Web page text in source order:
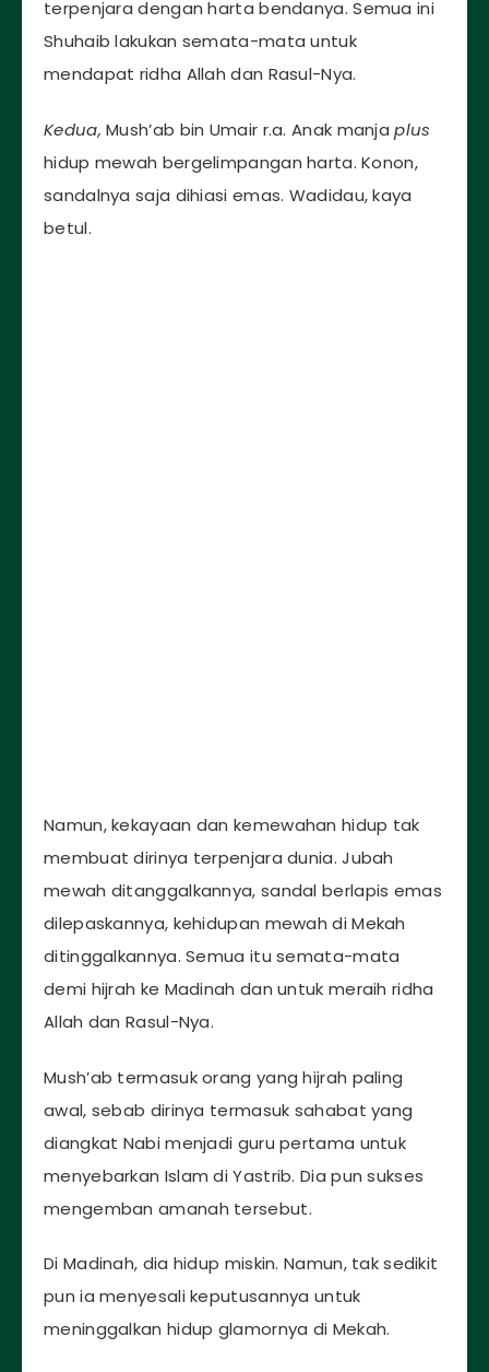
terpenjara dengan harta bendanya. Semua ini
Shuhaib lakukan semata-mata untuk
mendapat ridha Allah dan Rasul-Nya.
Kedua, Mush’ab bin Umair r.a. Anak manjaplus
hidup mewah bergelimpangan harta. Konon,
sandalnya saja dihiasi emas. Wadidau, kaya
betul.
Namun, kekayaan dan kemewahan hidup tak
membuat dirinya terpenjara dunia. Jubah
mewah ditanggalkannya, sandal berlapis emas
dilepaskannya, kehidupan mewah di Mekah
ditinggalkannya. Semua itu semata-mata
demi hijrah ke Madinah dan untuk meraih ridha
Allah dan Rasul-Nya.
Mush’ab termasuk orang yang hijrah paling
awal, sebab dirinya termasuk sahabat yang
diangkat Nabi menjadi guru pertama untuk
menyebarkan Islam di Yastrib. Dia pun sukses
mengemban amanah tersebut.
Di Madinah, dia hidup miskin. Namun, tak sedikit
pun ia menyesali keputusannya untuk
meninggalkan hidup glamornya di Mekah.